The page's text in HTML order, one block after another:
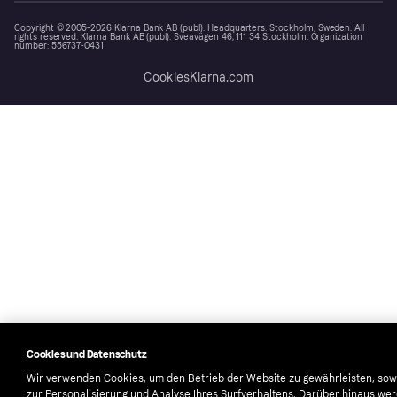
Copyright © 2005-2026 Klarna Bank AB (publ). Headquarters: Stockholm, Sweden. All
rights reserved. Klarna Bank AB (publ). Sveavägen 46, 111 34 Stockholm. Organization
number: 556737-0431
CookiesKlarna.com
Cookies und Datenschutz
Wir verwenden Cookies, um den Betrieb der Website zu gewährleisten,
zur Personalisierung und Analyse Ihres Surfverhaltens. Darüber hinaus